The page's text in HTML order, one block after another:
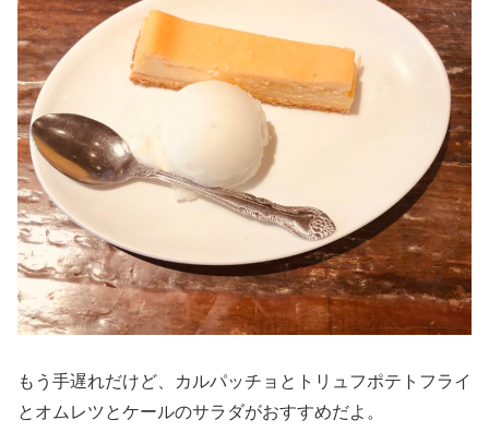
もう手遅れだけど、カルパッチョとトリュフポテトフライ
とオムレツとケールのサラダがおすすめだよ。